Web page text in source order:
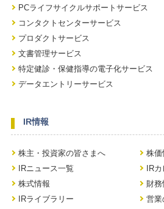
PCライフサイクルサポートサービス
コンタクトセンターサービス
プロダクトサービス
文書管理サービス
特定健診・保健指導の電子化サービス
データエントリーサービス
IR情報
株主・投資家の皆さまへ
株価
IRニュース一覧
IR
株式情報
財務
IRライブラリー
営業